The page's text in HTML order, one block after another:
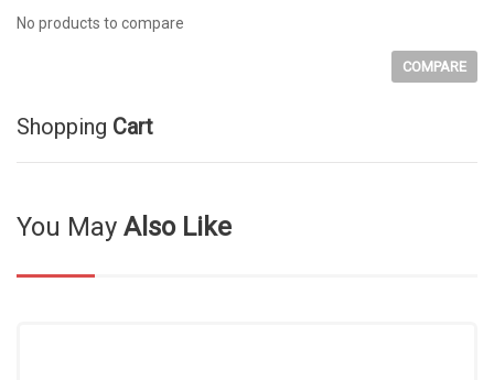
No products to compare
COMPARE
Shopping Cart
You May Also Like